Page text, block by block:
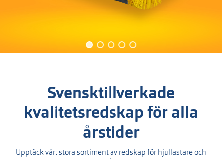
Svensktillverkade
kvalitetsredskap för alla
årstider
Upptäck vårt stora sortiment av redskap för hjullastare och